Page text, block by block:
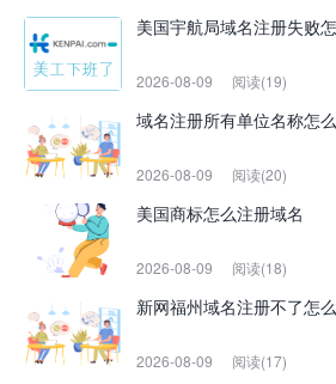
美国宇航局域名注册失败
2026-08-09 阅读(19)
域名注册所有单位名称怎
2026-08-09 阅读(20)
美国商标怎么注册域名
2026-08-09 阅读(18)
新网福州域名注册不了怎
2026-08-09 阅读(17)